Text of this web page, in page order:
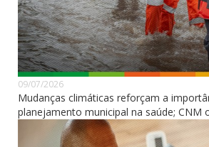
09/07/2026
Mudanças climáticas reforçam a
planejamento municipal na saúde; CNM